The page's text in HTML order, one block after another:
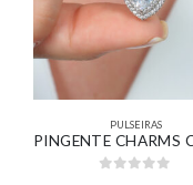
PULSEIRAS